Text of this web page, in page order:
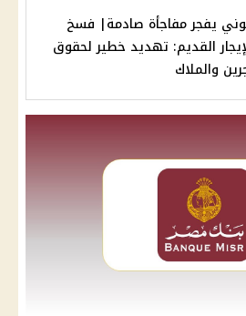
يفجر مفاجأة صادمة| فسخ
القديم: تهديد خطير لحقوق
والملاك